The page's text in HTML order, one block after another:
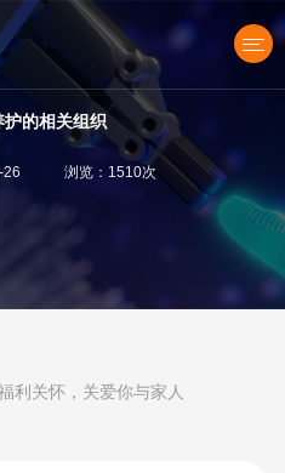
产品中心
护的相关组织
26 浏览：1510次
利关怀，关爱你与家人